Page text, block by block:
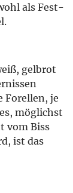
als Fest-
gelbrot
Forellen, je
möglichst
vom Biss
ist das